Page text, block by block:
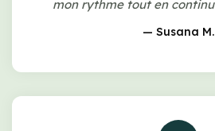
mon rythme tout en
— Susana M.